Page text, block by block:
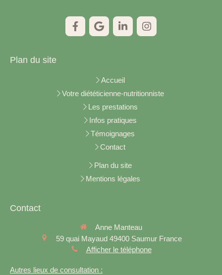
Plan du site
Accueil
Votre diététicienne-nutritionniste
Les prestations
Infos pratiques
Témoignages
Contact
Plan du site
Mentions légales
Contact
Anne Manteau
59 quai Mayaud 49400 Saumur France
Afficher le téléphone
Autres lieux de consultation :